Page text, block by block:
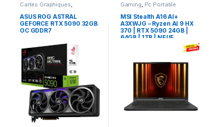
Cartes Graphiques
Composants Gaming
ASUS ROG ASTRAL
GEFORCE RTX 5090 32GB
OC GDDR7
Gaming Pc Portable
MSI Stealth A16 AI+
A3XWJG – Ryzen AI 9 HX
370 | RTX 5090 24GB |
64GB | 1TB | NEUF